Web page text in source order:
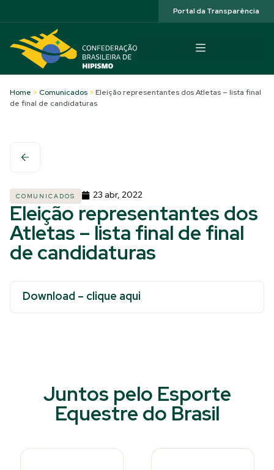
Portal da Transparência
Home > Comunicados > Eleição representantes dos Atletas – lista final
de final de candidaturas
COMUNICADOS 23 abr, 2022
Eleição representantes dos
Atletas – lista final de final
de candidaturas
Download – clique aqui
Juntos pelo Esporte
Equestre do Brasil